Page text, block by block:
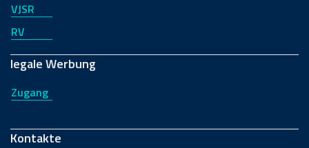
VJSR
RV
legale Werbung
Zugang
Kontakte